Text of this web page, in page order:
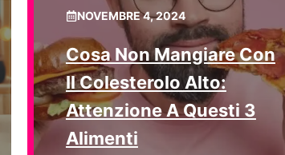
NOVEMBRE 4, 2024
Cosa Non Mangiare Con
Il Colesterolo Alto:
Attenzione A Questi 3
Alimenti